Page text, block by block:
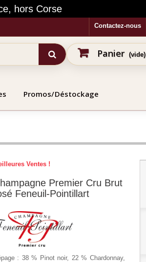
hors Corse
Contactez-nous
Panier (vide)
Promos/Déstockage
Ventes !
Premier Cru Brut
Feneuil-Pointillart
: 38 % Pinot noir, 22 % Chardonnay,